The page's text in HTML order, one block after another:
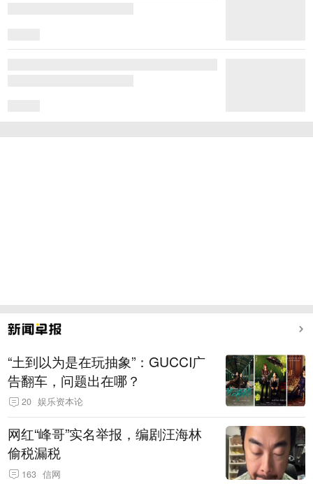
“土到以为是在玩抽象”：GUCCI广
告翻车，问题出在哪？
20 娱乐资本论
网红“峰哥”实名举报，编剧汪海林
偷税漏税
163 信网